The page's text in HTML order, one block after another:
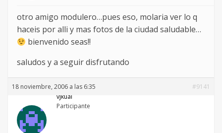
otro amigo modulero…pues eso, molaria ver lo q
haceis por alli y mas fotos de la ciudad saludable…
bienvenido seas!!
saludos y a seguir disfrutando
18 noviembre, 2006 a las 6:35
#9141
vjkuai
Participante